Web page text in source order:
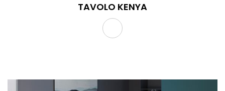
TAVOLO KENYA